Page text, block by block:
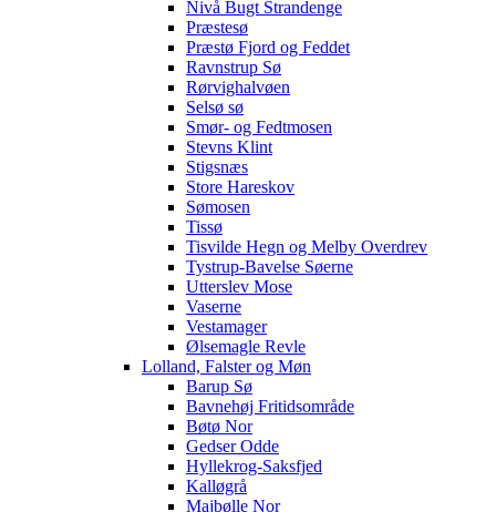
Nivå Bugt Strandenge
Præstesø
Præstø Fjord og Feddet
Ravnstrup Sø
Rørvighalvøen
Selsø sø
Smør- og Fedtmosen
Stevns Klint
Stigsnæs
Store Hareskov
Sømosen
Tissø
Tisvilde Hegn og Melby Overdrev
Tystrup-Bavelse Søerne
Utterslev Mose
Vaserne
Vestamager
Ølsemagle Revle
Lolland, Falster og Møn
Barup Sø
Bavnehøj Fritidsområde
Bøtø Nor
Gedser Odde
Hyllekrog-Saksfjed
Kalløgrå
Majbølle Nor